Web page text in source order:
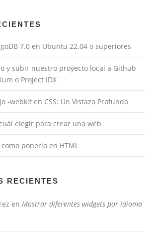
7.0 en Ubuntu 22.04 o superiores
y subir nuestro proyecto local a Github
o Project IDX
-webkit en CSS: Un Vistazo Profundo
elegir para crear una web
ponerlo en HTML
RECIENTES
en Mostrar diferentes widgets por idioma